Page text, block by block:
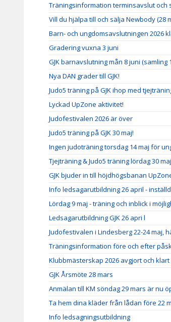
Träningsinformation terminsavslut och
Vill du hjälpa till och sälja Newbody (28
Barn- och ungdomsavslutningen 2026
Gradering vuxna 3 juni
GJK barnavslutning mån 8 juni (samling
Nya DAN grader till GJK!
Judo5 träning på GJK ihop med
Lyckad UpZone aktivitet!
Judofestivalen 2026 är över
Judo5 träning på GJK 30 maj!
Ingen judoträning torsdag 14 maj för
Tjejträning & Judo5 träning lördag 30
GJK bjuder in till höjdhögsbanan
Info ledsagarutbildning 26 april -
Lördag 9 maj - träning och inblick i
Ledsagarutbildning GJK 26 apri l
Judofestivalen i Lindesberg 22-24 maj,
Träningsinformation före och efter påsk
Klubbmästerskap 2026 avgjort och klart
GJK Årsmöte 28 mars
Anmälan till KM söndag 29 mars är nu
Ta hem dina kläder från lådan före 22
Info ledsagningsutbildning